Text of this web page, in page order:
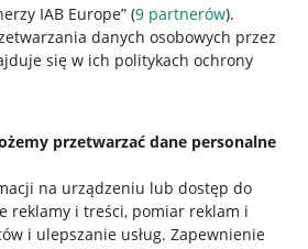
IAB Europe” (9 partnerów).
danych osobowych przez
się w ich politykach ochrony
przetwarzać dane personalne
na urządzeniu lub dostęp do
reklamy i treści, pomiar reklam i
i ulepszanie usług. Zapewnienie